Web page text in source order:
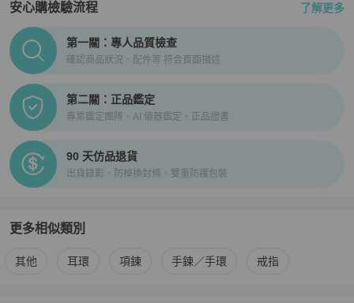
安心購檢驗流程 了解更多
PopChill拍拍圈正品驗證、安心購檢驗流程介紹
第一關：專人品質檢查
確認商品狀況、配件等 符合頁面描述
第二關：正品鑑定
專業鑑定團隊、AI 儀器鑑定、正品證書
90 天仿品退貨
出貨錄影、防掉換封條、雙重防護包裝
更多相似類別
更多Cartier 女士配件 相似商品推薦
其他 耳環 項鍊 手鍊／手環 戒指